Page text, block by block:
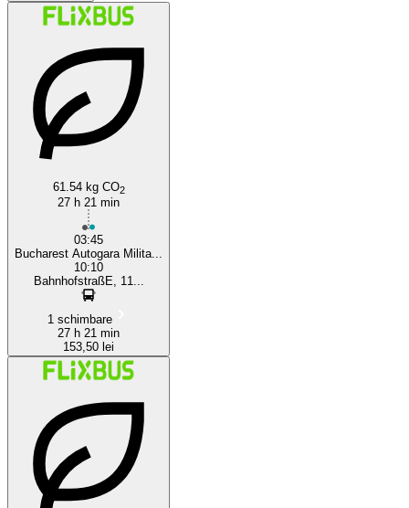
61.54 kg CO2
27 h 21 min
03:45
Bucharest Autogara Milita...
10:10
BahnhofstraßE, 11...
1 schimbare
27 h 21 min
153,50 lei